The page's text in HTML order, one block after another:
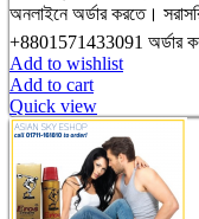
অনলাইনে অর্ডার করতে।
+8801571433091 অর্ডার
Add to wishlist
Add to cart
Quick view